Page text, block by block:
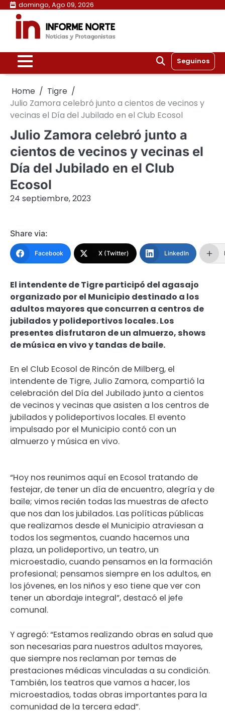
Skip
content
domingo, Ago 09, 2026
Seguinos
Home
Tigre
Julio Zamora celebró junto a cientos de vecinos y
vecinas el Día del Jubilado en el Club Ecosol
Julio Zamora celebró junto a
cientos de vecinos y vecinas el
Día del Jubilado en el Club
Ecosol
24 septiembre, 2023
Share via:
Facebook X (Twitter) LinkedIn
El intendente de Tigre participó del agasajo
organizado por el Municipio destinado a los
adultos mayores que concurren a centros de
jubilados y polideportivos locales. Los
presentes disfrutaron de un almuerzo, shows
de música en vivo y tandas de baile.
En el Club Ecosol de Rincón de Milberg, el
intendente de Tigre, Julio Zamora, compartió la
celebración del Día del Jubilado junto a cientos
de vecinos y vecinas que asisten a los centros de
jubilados y polideportivos locales. El evento
impulsado por el Municipio contó con un
almuerzo y música en vivo.
“Hoy nos reunimos aquí en Ecosol tratando de
festejar, de tener un día de encuentro, alegría y de
baile; vimos recién todas las muestras de afecto
que nos dan los jubilados. Las políticas públicas
que realizamos desde el Municipio atraviesan a
todos los segmentos, cuando hacemos una
plaza, un polideportivo, un teatro, un
microestadio, cuando pensamos en la formación
profesional; pensamos siempre en los adultos, en
los jóvenes, en los niños y eso tiene que ver con
tener un abordaje integral”, destacó el jefe
comunal.
Y agregó: “Estamos realizando obras en salud que
son necesarias para nuestros adultos mayores,
que siempre nos reclaman por temas de
prestaciones médicas vinculadas a su condición.
También, los teatros que vamos a hacer, los
microestadios, todas obras importantes para la
comunidad de la tercera edad”.